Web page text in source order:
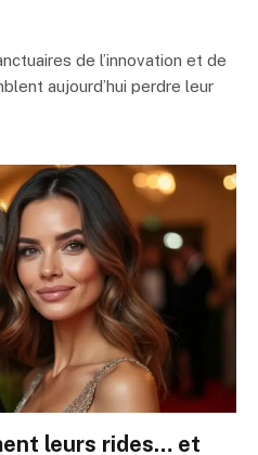
de l’innovation et de
aujourd’hui perdre leur
leurs rides… et